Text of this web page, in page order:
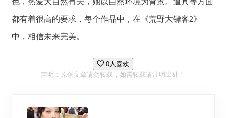
都有着很高的要求，每个作品中，在《荒野大镖客2》
中，相信未来完美。
0人喜欢
声明：原创文章请勿转载，如需转载请注明出处！